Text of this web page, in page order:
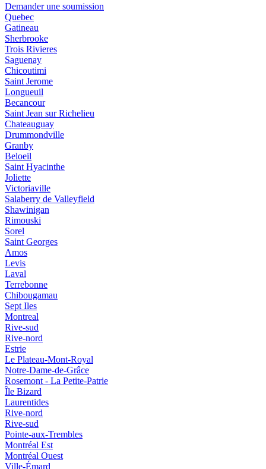
Demander une soumission
Quebec
Gatineau
Sherbrooke
Trois Rivieres
Saguenay
Chicoutimi
Saint Jerome
Longueuil
Becancour
Saint Jean sur Richelieu
Chateauguay
Drummondville
Granby
Beloeil
Saint Hyacinthe
Joliette
Victoriaville
Salaberry de Valleyfield
Shawinigan
Rimouski
Sorel
Saint Georges
Amos
Levis
Laval
Terrebonne
Chibougamau
Sept Iles
Montreal
Rive-sud
Rive-nord
Estrie
Le Plateau-Mont-Royal
Notre-Dame-de-Grâce
Rosemont - La Petite-Patrie
Île Bizard
Laurentides
Rive-nord
Rive-sud
Pointe-aux-Trembles
Montréal Est
Montréal Ouest
Ville-Émard